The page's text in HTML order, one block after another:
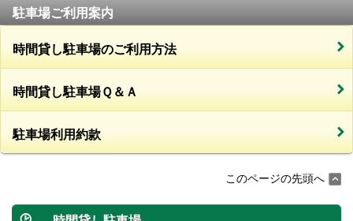
駐車場ご利用案内
時間貸し駐車場のご利用方法
時間貸し駐車場Ｑ＆Ａ
駐車場利用約款
このページの先頭へ